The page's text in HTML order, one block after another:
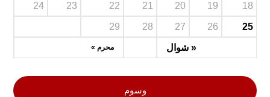
« شوال محرم »
18
19
20
21
22
23
24
25
26
27
28
29
وسوم